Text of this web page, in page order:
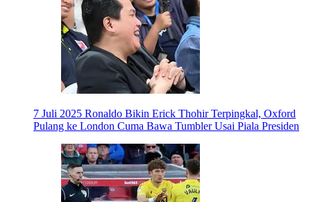
7 Juli 2025 Ronaldo Bikin Erick Thohir Terpingkal, Oxford
Pulang ke London Cuma Bawa Tumbler Usai Piala Presiden